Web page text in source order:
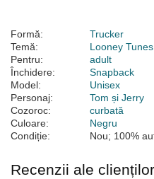
Formă:
Trucker
Temă:
Looney Tunes
Pentru:
adult
Închidere:
Snapback
Model:
Unisex
Personaj:
Tom și Jerry
Cozoroc:
curbată
Culoare:
Negru
Condiție:
Nou; 100%
Recenzii ale clienților